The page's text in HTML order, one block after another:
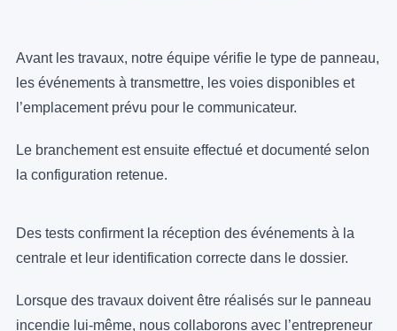
Avant les travaux, notre équipe vérifie le type de panneau,
les événements à transmettre, les voies disponibles et
l’emplacement prévu pour le communicateur.
Le branchement est ensuite effectué et documenté selon
la configuration retenue.
Des tests confirment la réception des événements à la
centrale et leur identification correcte dans le dossier.
Lorsque des travaux doivent être réalisés sur le panneau
incendie lui-même, nous collaborons avec l’entrepreneur